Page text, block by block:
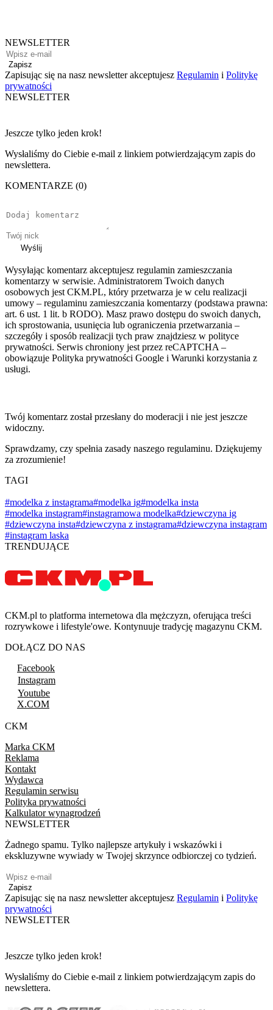
NEWSLETTER
Zapisz
Zapisując się na nasz newsletter akceptujesz Regulamin i Politykę
prywatności
NEWSLETTER
Jeszcze tylko jeden krok!
Wysłaliśmy do Ciebie e-mail z linkiem potwierdzającym zapis do
newslettera.
KOMENTARZE (0)
Wyślij
Wysyłając komentarz akceptujesz regulamin zamieszczania
komentarzy w serwisie. Administratorem Twoich danych
osobowych jest CKM.PL, który przetwarza je w celu realizacji
umowy – regulaminu zamieszczania komentarzy (podstawa prawna:
art. 6 ust. 1 lit. b RODO). Masz prawo dostępu do swoich danych,
ich sprostowania, usunięcia lub ograniczenia przetwarzania –
szczegóły i sposób realizacji tych praw znajdziesz w polityce
prywatności. Serwis chroniony jest przez reCAPTCHA –
obowiązuje Polityka prywatności Google i Warunki korzystania z
usługi.
Twój komentarz został przesłany do moderacji i nie jest jeszcze
widoczny.
Sprawdzamy, czy spełnia zasady naszego regulaminu. Dziękujemy
za zrozumienie!
TAGI
#modelka z instagrama#modelka ig#modelka insta
#modelka instagram#instagramowa modelka#dziewczyna ig
#dziewczyna insta#dziewczyna z instagrama#dziewczyna instagram
#instagram laska
TRENDUJĄCE
CKM.pl to platforma internetowa dla mężczyzn, oferująca treści
rozrywkowe i lifestyle'owe. Kontynuuje tradycję magazynu CKM.
DOŁĄCZ DO NAS
Facebook
Instagram
Youtube
X.COM
CKM
Marka CKM
Reklama
Kontakt
Wydawca
Regulamin serwisu
Polityka prywatności
Kalkulator wynagrodzeń
NEWSLETTER
Żadnego spamu. Tylko najlepsze artykuły i wskazówki i
ekskluzywne wywiady w Twojej skrzynce odbiorczej co tydzień.
Zapisz
Zapisując się na nasz newsletter akceptujesz Regulamin i Politykę
prywatności
NEWSLETTER
Jeszcze tylko jeden krok!
Wysłaliśmy do Ciebie e-mail z linkiem potwierdzającym zapis do
newslettera.